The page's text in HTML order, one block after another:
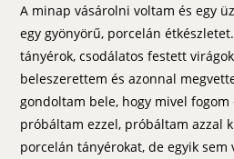
A minap vásárolni voltam és egy
egy gyönyörű, porcelán
tányérok, csodálatos festett
beleszerettem és azonnal
gondoltam bele, hogy mivel
próbáltam ezzel, próbáltam azzal
porcelán tányérokat, de egyik sem